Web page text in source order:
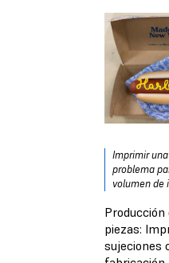
Imprimir
problema
volumen de
Producción
piezas:
sujeciones